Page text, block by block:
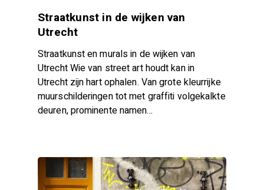
Straatkunst in de wijken van
Utrecht
Straatkunst en murals in de wijken van
Utrecht Wie van street art houdt kan in
Utrecht zijn hart ophalen. Van grote kleurrijke
muurschilderingen tot met graffiti volgekalkte
deuren, prominente namen…